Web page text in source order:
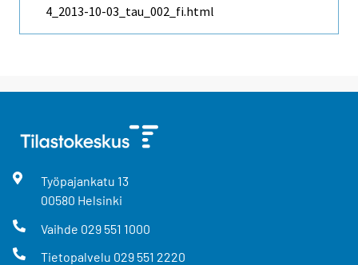
4_2013-10-03_tau_002_fi.html
Työpajankatu 13
00580 Helsinki
Vaihde 029 551 1000
Tietopalvelu 029 551 2220